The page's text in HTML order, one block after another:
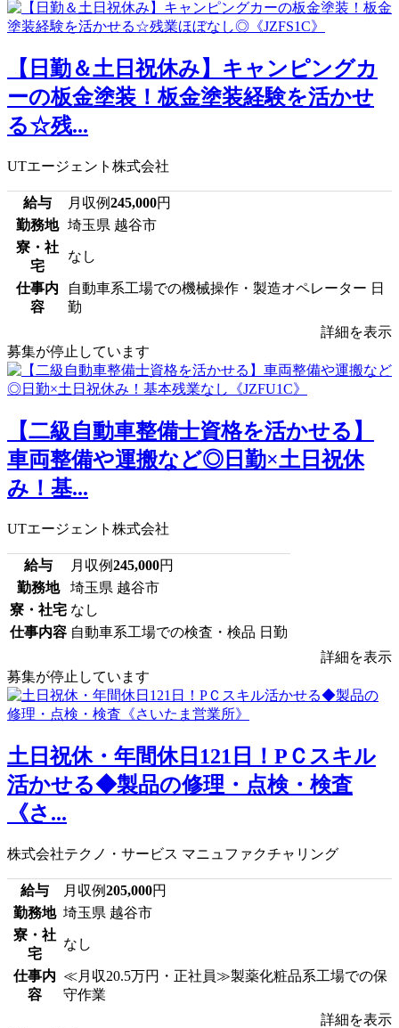
【日勤＆土日祝休み】キャンピングカ
ーの板金塗装！板金塗装経験を活かせ
る☆残...
UTエージェント株式会社
給与 月収例245,000円
勤務地
埼玉県 越谷市
寮・社
宅
なし
仕事内
容
自動車系工場での機械操作・製造オペレーター 日
勤
詳細を表示
募集が停止しています
【二級自動車整備士資格を活かせる】
車両整備や運搬など◎日勤×土日祝休
み！基...
UTエージェント株式会社
給与 月収例245,000円
勤務地
埼玉県 越谷市
寮・社宅 なし
仕事内容 自動車系工場での検査・検品 日勤
詳細を表示
募集が停止しています
土日祝休・年間休日121日！PＣスキル
活かせる◆製品の修理・点検・検査
《さ...
株式会社テクノ・サービス マニュファクチャリング
給与 月収例205,000円
勤務地 埼玉県 越谷市
寮・社
宅
なし
仕事内
容
≪月収20.5万円・正社員≫製薬化粧品系工場での保
守作業
詳細を表示